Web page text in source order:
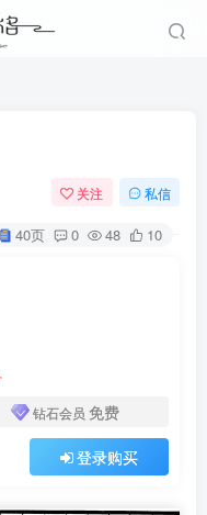
关注 私信
40页 0 48 10
钻石会员 免费
登录购买